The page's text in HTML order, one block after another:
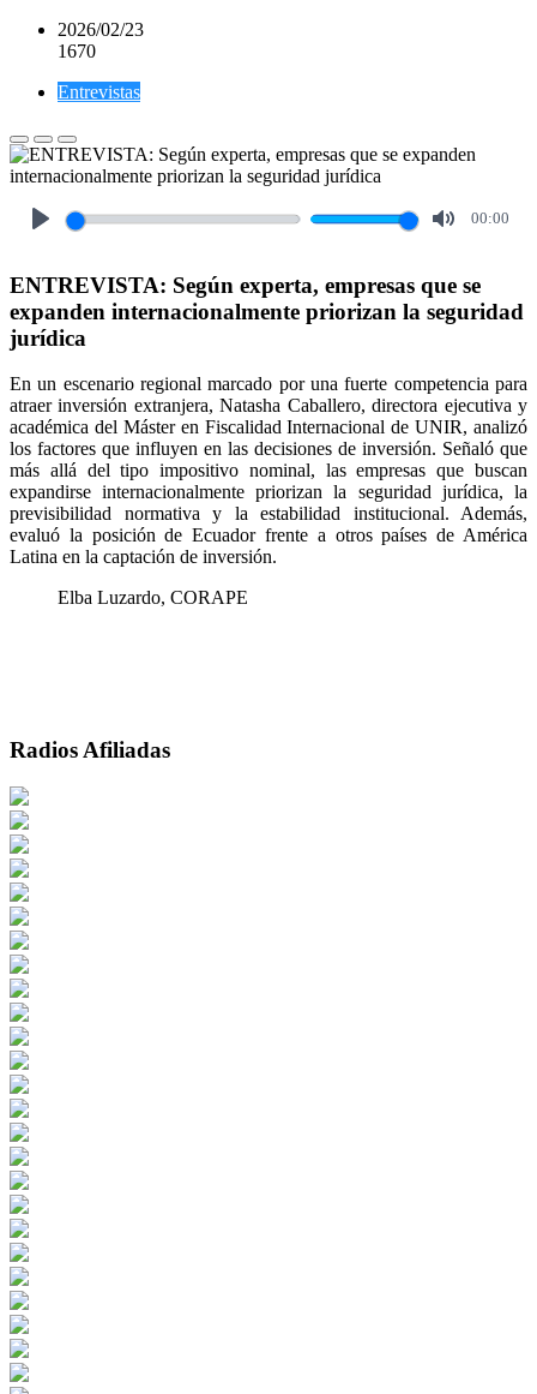
2026/02/23
1670
Entrevistas
00:00
ENTREVISTA: Según experta, empresas que se
expanden internacionalmente priorizan la seguridad
jurídica
En un escenario regional marcado por una fuerte competencia para
atraer inversión extranjera, Natasha Caballero, directora ejecutiva y
académica del Máster en Fiscalidad Internacional de UNIR, analizó
los factores que influyen en las decisiones de inversión. Señaló que
más allá del tipo impositivo nominal, las empresas que buscan
expandirse internacionalmente priorizan la seguridad jurídica, la
previsibilidad normativa y la estabilidad institucional. Además,
evaluó la posición de Ecuador frente a otros países de América
Latina en la captación de inversión.
Elba Luzardo, CORAPE
Radios Afiliadas